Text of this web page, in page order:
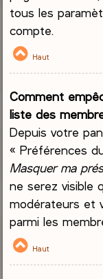
tous les
compte.
Haut
Comment
liste des
Depuis votre
« Préférences
Masquer ma
ne serez visible
modérateurs et
parmi les
Haut